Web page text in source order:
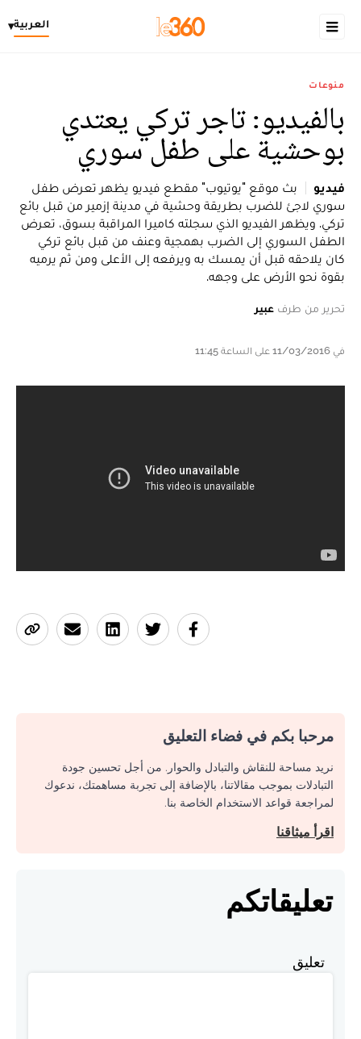
العربية▾
منوعات
بالفيديو: تاجر تركي يعتدي
بوحشية على طفل سوري
فيديو
بث موقع "يوتيوب" مقطع فيديو يظهر تعرض طفل
سوري لاجئ للضرب بطريقة وحشية في مدينة إزمير من قبل بائع
تركي. ويظهر الفيديو الذي سجلته كاميرا المراقبة بسوق، تعرض
الطفل السوري إلى الضرب بهمجية وعنف من قبل بائع تركي
كان يلاحقه قبل أن يمسك به ويرفعه إلى الأعلى ومن ثم يرميه
بقوة نحو الأرض على وجهه.
تحرير من طرف عبير
في 11/03/2016 على الساعة 11:45
مرحبا بكم في فضاء التعليق
نريد مساحة للنقاش والتبادل والحوار. من أجل تحسين جودة
التبادلات بموجب مقالاتنا، بالإضافة إلى تجربة مساهمتك، ندعوك
لمراجعة قواعد الاستخدام الخاصة بنا.
اقرأ ميثاقنا
تعليقاتكم
تعليق